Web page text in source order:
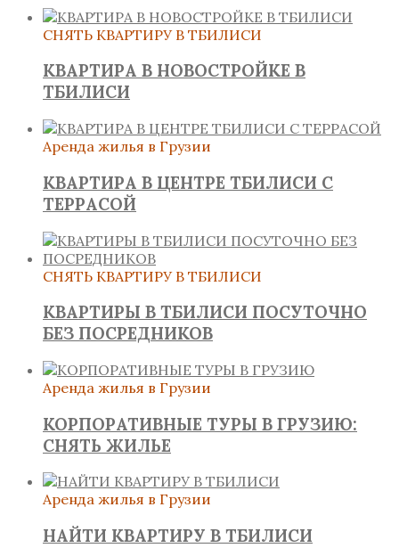
СНЯТЬ КВАРТИРУ В ТБИЛИСИ
КВАРТИРА В НОВОСТРОЙКЕ В
ТБИЛИСИ
Аренда жилья в Грузии
КВАРТИРА В ЦЕНТРЕ ТБИЛИСИ С
ТЕРРАСОЙ
СНЯТЬ КВАРТИРУ В ТБИЛИСИ
КВАРТИРЫ В ТБИЛИСИ ПОСУТОЧНО
БЕЗ ПОСРЕДНИКОВ
Аренда жилья в Грузии
КОРПОРАТИВНЫЕ ТУРЫ В ГРУЗИЮ:
СНЯТЬ ЖИЛЬЕ
Аренда жилья в Грузии
НАЙТИ КВАРТИРУ В ТБИЛИСИ